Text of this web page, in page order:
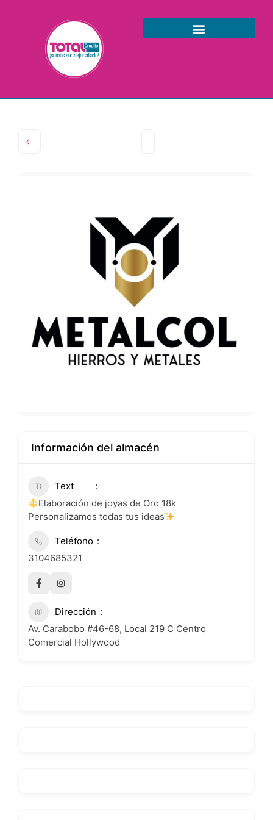
Información del almacén
Text
Elaboración de joyas de Oro 18k
Personalizamos todas tus ideas
Teléfono
3104685321
Dirección
Av. Carabobo #46-68, Local 219 C Centro
Comercial Hollywood